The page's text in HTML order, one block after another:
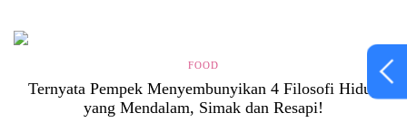
FOOD
Ternyata Pempek Menyembunyikan 4 Filosofi Hidup
yang Mendalam, Simak dan Resapi!